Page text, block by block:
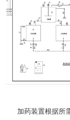
加药装置根据所